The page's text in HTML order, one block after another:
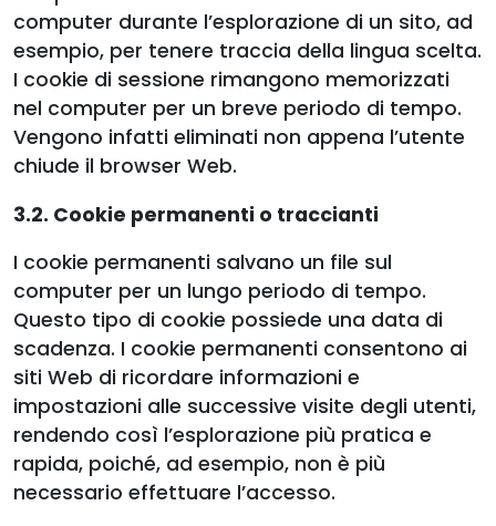
computer durante l’esplorazione di un sito, ad
esempio, per tenere traccia della lingua scelta.
I cookie di sessione rimangono memorizzati
nel computer per un breve periodo di tempo.
Vengono infatti eliminati non appena l’utente
chiude il browser Web.
3.2. Cookie permanenti o traccianti
I cookie permanenti salvano un file sul
computer per un lungo periodo di tempo.
Questo tipo di cookie possiede una data di
scadenza. I cookie permanenti consentono ai
siti Web di ricordare informazioni e
impostazioni alle successive visite degli utenti,
rendendo così l’esplorazione più pratica e
rapida, poiché, ad esempio, non è più
necessario effettuare l’accesso.